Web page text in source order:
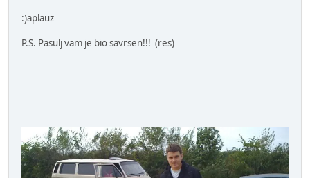
:)aplauz
P.S. Pasulj vam je bio savrsen!!! (res)